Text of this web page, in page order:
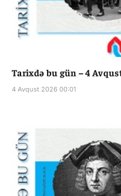
Tarixdə bu gün – 4
4 Avqust 2026 00:01